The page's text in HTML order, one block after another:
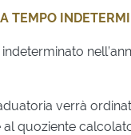
TEMPO
verrà
al quoziente